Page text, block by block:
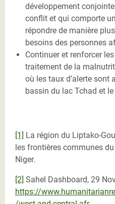
développement
conflit et qui comporte
répondre de manière
besoins des personnes
Continuer et renforcer
traitement de la
où les taux d’alerte
bassin du lac Tchad et
[1] La région du Liptako-
les frontières communes
Niger.
[2] Sahel Dashboard, 29
https://